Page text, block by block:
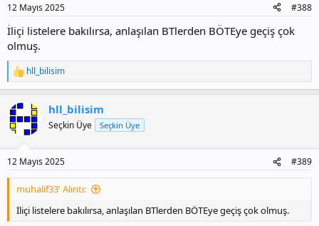
:
12 Mayıs 2025 #388
İliçi listelere bakılırsa, anlaşılan BTlerden BÖTEye geçiş çok
olmuş.
T
e
k
i
l
:
hll_bilisim
hll_bilisim
Seçkin Üye Seçkin Üye
12 Mayıs 2025 #389
muhalif33' Alıntı:
İliçi listelere bakılırsa, anlaşılan BTlerden BÖTEye geçiş çok olmuş.